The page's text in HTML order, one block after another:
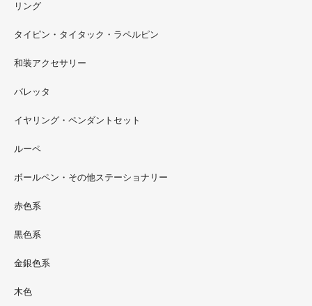
ただ今 東武百貨店船橋店に出展中です。9月20日まで4階
イベントスペースにいます。お近くの方はぜひお越しくだ
螺鈿ソフビでお世話になっているT-BASE銀座ギャラリー
シリーズ』紅里工房螺鈿装飾も展示されています。アクセ
サリーとはまた違った美しさがあると思うのでぜひご覧く
リング
タイピン・タイタック・ラペルピン
和装アクセサリー
バレッタ
イヤリング・ペンダントセット
ルーペ
ボールペン・その他ステーショナリー
赤色系
黒色系
金銀色系
木色